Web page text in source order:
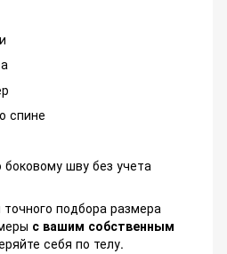
спине
шву без учета
точного подбора размера
с вашим собственным
себя по телу.